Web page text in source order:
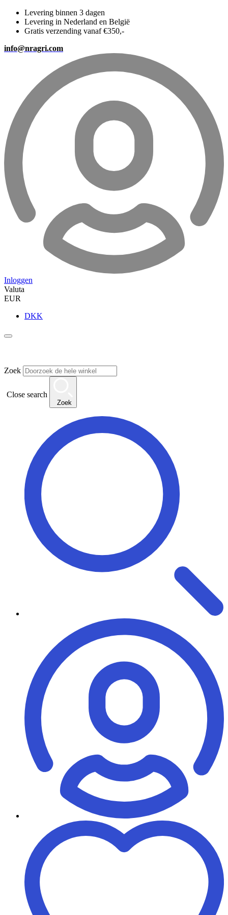
Levering binnen 3 dagen
Levering in Nederland en België
Gratis verzending vanaf €350,-
info@nragri.com
Inloggen
Valuta
EUR
DKK
Zoek
Close search
Zoek